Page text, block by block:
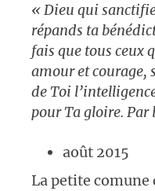
« Dieu qui
répands ta
fais que tous ceux
amour et courage,
de Toi
pour Ta gloire. Par
août 2015
La petite